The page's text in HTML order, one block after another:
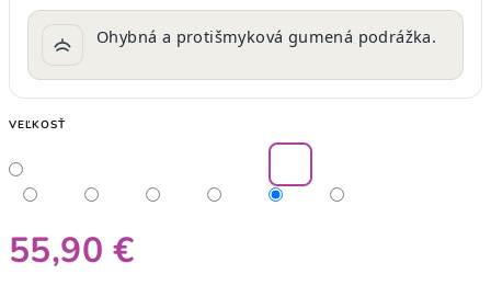
Ohybná a protišmyková gumená podrážka.
VEĽKOSŤ
55,90 €